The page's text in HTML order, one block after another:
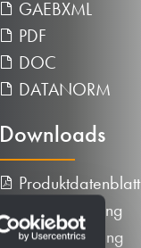
GAEBXML
PDF
DOC
DATANORM
Downloads
Produktdatenblatt
PDF Zeichnung
DXF Zeichnung